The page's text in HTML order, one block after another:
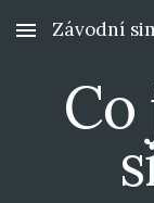
Skip to main
Závodní
Co